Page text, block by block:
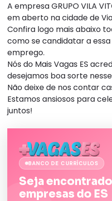
A empresa GRUPO VILA
em aberto na cidade de
Confira logo mais abaixo
como se candidatar a
emprego.
Nós do Mais Vagas ES
desejamos boa sorte
Não deixe de nos contar
Estamos ansiosos para
juntos!
BANCO DE CURRÍCULOS
Seja
empresas do ES